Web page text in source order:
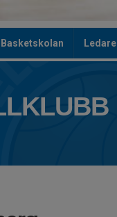
Basketskolan Ledare